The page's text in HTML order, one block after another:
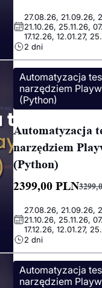
cena
wynosiła:
3299,00 PLN.
cena
wynosi:
2399,00 PLN.
27.08.26, 21.09.26,
21.10.26, 25.11.26,
17.12.26, 12.01.27,
2 dni
Automatyzacja
narzędziem
(Python)
Automatyzacja
narzędziem
(Python)
cena
wynosiła:
3299,00 PLN.
2399,00 PLN
cena
wynosi:
2399,00 PLN.
27.08.26, 21.09.26,
21.10.26, 25.11.26,
17.12.26, 12.01.27,
2 dni
Automatyzacja
narzędziem